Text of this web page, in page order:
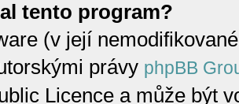
tento program?
(v její
právy phpBB
Licence a může být